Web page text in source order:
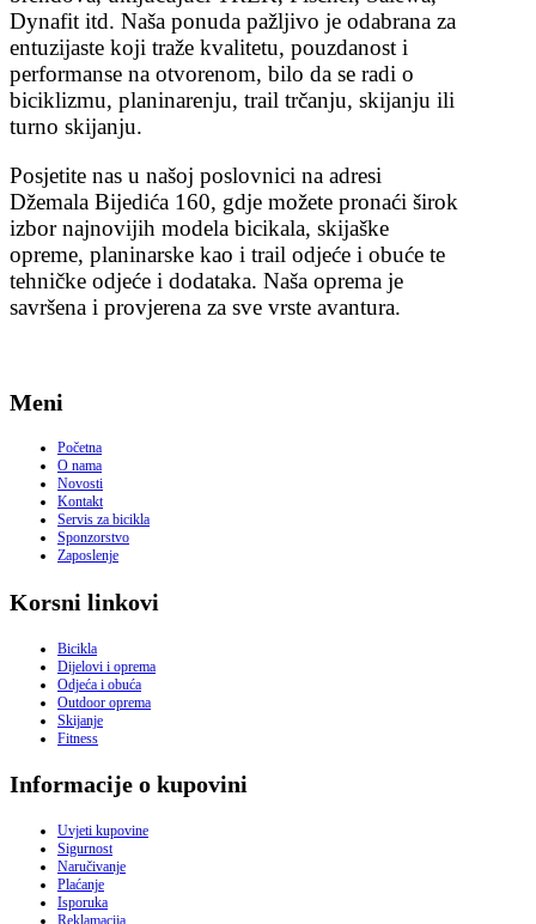
Dynafit itd. Naša ponuda pažljivo je odabrana za
entuzijaste koji traže kvalitetu, pouzdanost i
performanse na otvorenom, bilo da se radi o
biciklizmu, planinarenju, trail trčanju, skijanju ili
turno skijanju.
Posjetite nas u našoj poslovnici na adresi
Džemala Bijedića 160, gdje možete pronaći širok
izbor najnovijih modela bicikala, skijaške
opreme, planinarske kao i trail odjeće i obuće te
tehničke odjeće i dodataka. Naša oprema je
savršena i provjerena za sve vrste avantura.
Meni
Početna
O nama
Novosti
Kontakt
Servis za bicikla
Sponzorstvo
Zaposlenje
Korsni linkovi
Bicikla
Dijelovi i oprema
Odjeća i obuća
Outdoor oprema
Skijanje
Fitness
Informacije o kupovini
Uvjeti kupovine
Sigurnost
Naručivanje
Plaćanje
Isporuka
Reklamacija